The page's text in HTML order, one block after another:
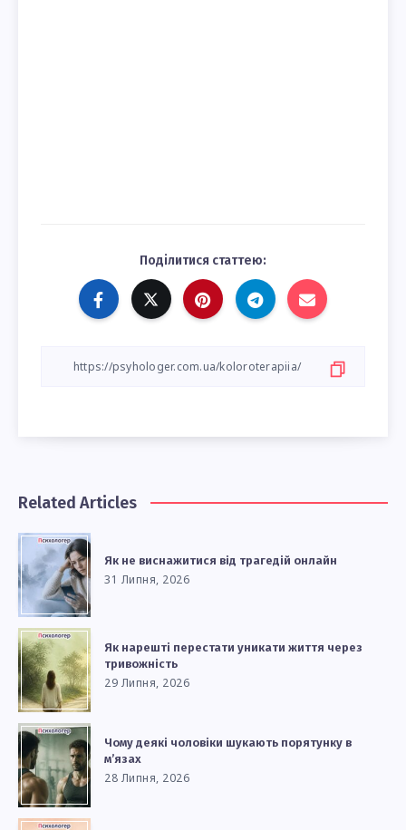
Поділитися статтею:
Related Articles
Як не виснажитися від трагедій онлайн
31 Липня, 2026
Як нарешті перестати уникати життя через
тривожність
29 Липня, 2026
Чому деякі чоловіки шукають порятунку в
м’язах
28 Липня, 2026